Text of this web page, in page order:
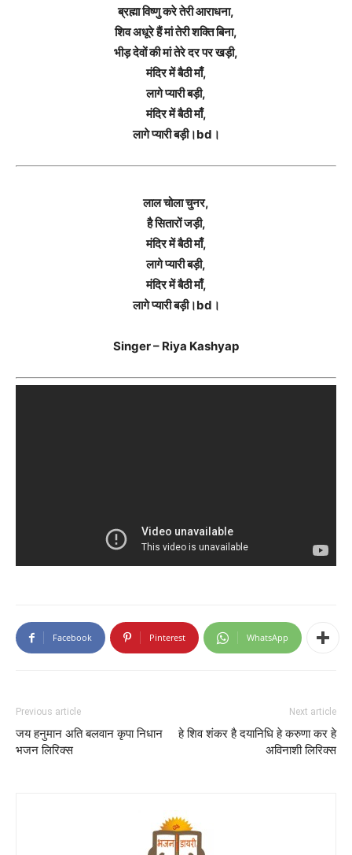
ब्रह्मा विष्णु करे तेरी आराधना,
शिव अधूरे हैं मां तेरी शक्ति बिना,
भीड़ देवों की मां तेरे दर पर खड़ी,
मंदिर में बैठी माँ,
लागे प्यारी बड़ी,
मंदिर में बैठी माँ,
लागे प्यारी बड़ी।bd।
लाल चोला चुनर,
है सितारों जड़ी,
मंदिर में बैठी माँ,
लागे प्यारी बड़ी,
मंदिर में बैठी माँ,
लागे प्यारी बड़ी।bd।
Singer – Riya Kashyap
Facebook Pinterest WhatsApp
Previous article
जय हनुमान अति बलवान कृपा निधान
भजन लिरिक्स
Next article
हे शिव शंकर है दयानिधि हे करुणा कर हे
अविनाशी लिरिक्स